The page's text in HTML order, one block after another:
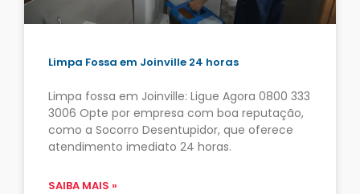
Limpa Fossa em Joinville 24 horas
Limpa fossa em Joinville: Ligue Agora 0800 333
3006 Opte por empresa com boa reputação,
como a Socorro Desentupidor, que oferece
atendimento imediato 24 horas.
SAIBA MAIS »